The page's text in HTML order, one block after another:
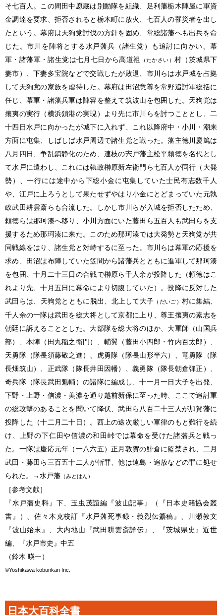
そ七百人。この間田中愿蔵は別動隊を組織、足利藩栃木陣屋に軍資
金調達を要求、拒否されると栃木町に放火、七百人の罹災者を出し
たという。幕府は天狗党討伐の方針を固め、常総諸藩へも出兵を命
じた。市川を陣将とする水戸藩兵（諸生党）も追討に向かい、幕
軍・諸藩軍・諸生党は七月七日から高道祖
（たかさい）村（茨城県下
妻市）、下妻多宝院などで交戦したが敗退、市川らは水戸城を占拠
して天狗党の家族を虐待した。幕府は田沼意尊を常野追討軍総括に
任じ、幕軍・諸藩兵軍は陣容を整えて筑波山を包囲した。天狗党は
攘夷の実行（横浜鎖港の実現）より先に市川らを討つこととし、二
十四日水戸に向かったが城下に入れず、これ以降府中・小川・潮来
方面に屯集、しばしば水戸周辺で諸生党と戦った。藩主徳川慶篤は
八月四日、争乱鎮静化のため、連枝の宍戸藩主松平頼徳を名代とし
て水戸に遣わし、これには執政榊原新左衛門ら七百人が同行（大発
勢）、一行には途中から下総小金に屯集していた士民有志数千人
や、江戸に上ろうとして果たせずやはり小金にとどまっていた元執
政武田耕雲斎らも合流した。しかし市川らが入城を拒否したため、
頼徳らは那珂湊へ移り、小川方面にいた藤田ら五百人も武田らを支
援するため那珂湊に来た。このため那珂湊では大発勢と天狗党が共
同戦線をはり、諸生党と対峙するに至った。市川らは幕軍の応援を
求め、田沼は布陣していた笠間から諸藩兵とともに進軍して那珂湊
を包囲、十月二十三日の合戦で榊原ら千人余が投降した（頼徳はこ
れより先、十月五日に幕命により切腹していた）。投降に反対した
武田らは、天狗党とともに脱出、北上して大子 （だいご） 村に集結、
千人余の一隊は武田を総大将として京都に上り、尊王攘夷の素志を
朝廷に訴えることとした。大部隊を総大将のほか、大軍師（山国兵
部）、本陣（田丸稲之衛門）、輔翼（藤田小四郎・竹内百太郎）、
天勇隊（隊長須藤敬之進）、虎勇隊（隊長山形半六）、竜勇隊（隊
長畑筑山）、正武隊（隊長井田因幡）、義勇隊（隊長朝倉弾正）、
奇兵隊（隊長武田魁輔）の諸隊に編成し、十一月一日大子を出発、
下野・上野・信濃・美濃を通り越前新保に至った時、ここで追討軍
の総攻撃のあることを聞いて降伏、武田ら八百二十三人が加賀藩に
投降した（十二月二十日）。西上の途次厳しい軍律のもと難行を続
け、上野の下仁田や信濃の和田峠では幕命を受けた諸藩兵と戦っ
た。一隊は慶応元年（一八六五）正月敦賀の鯡倉に監禁され、二月
武田・藤田ら三百五十二人が斬罪、他は遠島・追放などの罪に処せ
られた。→水戸藩 （みとはん）
［参考文献］
『水戸藩史料』下、玉虫茂誼編『波山記事』（『日本史籍協会叢
書』）、佐々木克校訂『水戸藩死事録・義烈伝纂稿』、川瀬教文
『波山始末』、大内地山『武田耕雲斎詳伝』、『茨城県史』近世
編、『水戸市史』中五
（鈴木 暎一）
©Yoshikawa kobunkan Inc.
日本大百科全書